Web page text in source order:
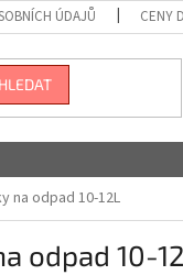
ÚDAJŮ CENY
HLEDAT
na odpad 10-12L
odpad 10-